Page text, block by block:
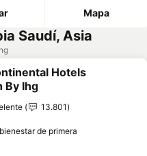
Mapa
Saudí, Asia
a favoritos
Hotels
By Ihg
13.801
de primera